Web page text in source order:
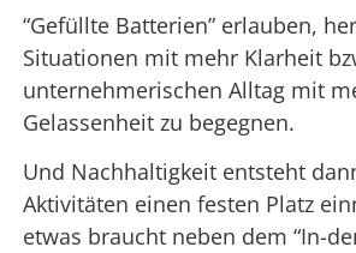
“Gefüllte Batterien” erlauben,
Situationen mit mehr Klarheit
unternehmerischen Alltag mit
Gelassenheit zu begegnen.
Und Nachhaltigkeit entsteht
Aktivitäten einen festen Platz
etwas braucht neben dem “In-